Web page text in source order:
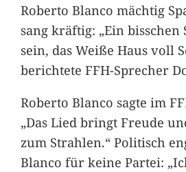
Roberto Blanco mächtig
sang kräftig: „Ein bisschen
sein, das Weiße Haus voll
berichtete FFH-Sprecher
Roberto Blanco sagte im
„Das Lied bringt Freude
zum Strahlen.“ Politisch
Blanco für keine Partei: